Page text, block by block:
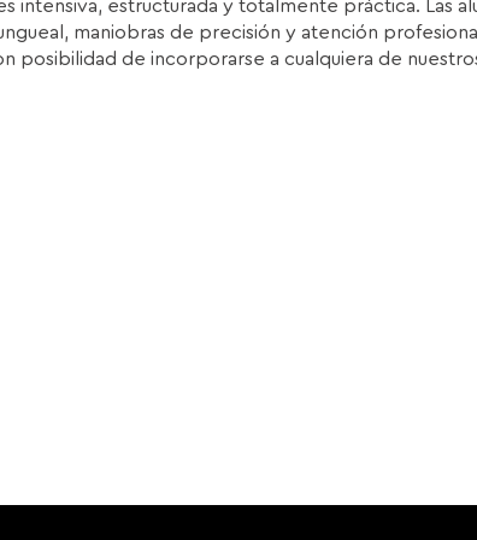
es:
1.399,00€.
intensiva, estructurada y totalmente práctica. Las
maniobras de precisión y atención
posibilidad de incorporarse a cualquiera de